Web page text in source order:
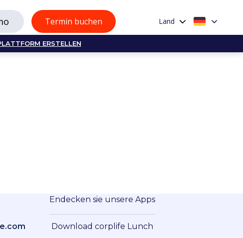
Termin buchen Land
ERSTELLEN
Endecken sie unsere Apps
Download corplife Lunch